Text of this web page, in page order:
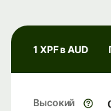
1 XPF в AUD
Высокий